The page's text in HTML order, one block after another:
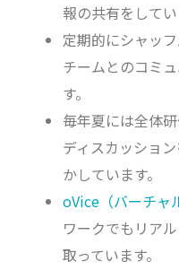
報の共有をしてい
定期的にシャッ
チームとのコミ
す。
毎年夏には全体
ディスカッショ
かしています。
oVice（バーチャ
ワークでもリア
取っています。